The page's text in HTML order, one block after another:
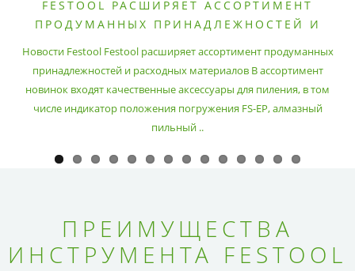
FESTOOL РАСШИРЯЕТ АССОРТИМЕНТ
ПРОДУМАННЫХ ПРИНАДЛЕЖНОСТЕЙ И
Новости Festool Festool расширяет ассортимент продуманных
принадлежностей и расходных материалов В ассортимент
новинок входят качественные аксессуары для пиления, в том
числе индикатор положения погружения FS-EP, алмазный
пильный ..
ПРЕИМУЩЕСТВА
ИНСТРУМЕНТА FESTOOL